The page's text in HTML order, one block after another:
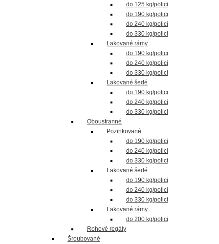
do 125 kg/polici
do 190 kg/polici
do 240 kg/polici
do 330 kg/polici
Lakované rámy
do 190 kg/polici
do 240 kg/polici
do 330 kg/polici
Lakované šedé
do 190 kg/polici
do 240 kg/polici
do 330 kg/polici
Oboustranné
Pozinkované
do 190 kg/polici
do 240 kg/polici
do 330 kg/polici
Lakované šedé
do 190 kg/polici
do 240 kg/polici
do 330 kg/polici
Lakované rámy
do 200 kg/polici
Rohové regály
Šroubované